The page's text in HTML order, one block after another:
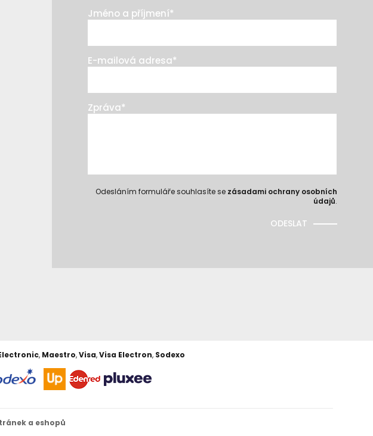
Jméno a příjmení*
E-mailová adresa*
Zpráva*
Odesláním formuláře souhlasíte se zásadami ochrany osobních
údajů.
ODESLAT
, Maestro,Visa,Visa Electron, Sodexo
a eshopů